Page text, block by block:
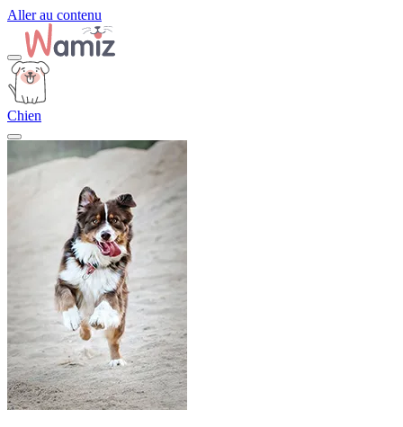
Aller au contenu
Chien